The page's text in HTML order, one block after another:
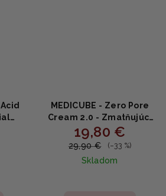
a
MEDICUBE - Zero Pore
Cream 2.0 - Zmatňujúci
krém na zmenšenie
pórov s kyselinou
glykolovou a hyalurónom
60ml
19,80 €
29,90 € (–33 %)
Skladom